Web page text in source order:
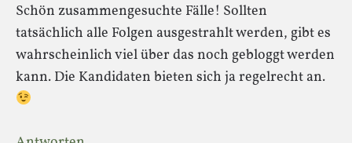
Schön zusammengesuchte Fälle! Sollten
tatsächlich alle Folgen ausgestrahlt werden, gibt es
wahrscheinlich viel über das noch gebloggt werden
kann. Die Kandidaten bieten sich ja regelrecht an.